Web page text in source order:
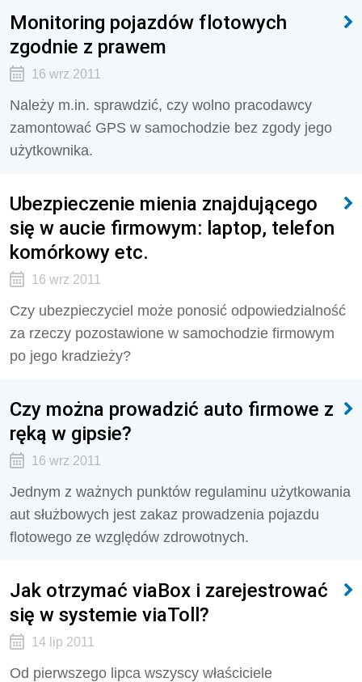
Monitoring pojazdów flotowych
zgodnie z prawem
16 wrz 2011
Należy m.in. sprawdzić, czy wolno pracodawcy
zamontować GPS w samochodzie bez zgody jego
użytkownika.
Ubezpieczenie mienia znajdującego
się w aucie firmowym: laptop, telefon
komórkowy etc.
16 wrz 2011
Czy ubezpieczyciel może ponosić odpowiedzialność
za rzeczy pozostawione w samochodzie firmowym
po jego kradzieży?
Czy można prowadzić auto firmowe z
ręką w gipsie?
16 wrz 2011
Jednym z ważnych punktów regulaminu użytkowania
aut służbowych jest zakaz prowadzenia pojazdu
flotowego ze względów zdrowotnych.
Jak otrzymać viaBox i zarejestrować
się w systemie viaToll?
14 lip 2011
Od pierwszego lipca wszyscy właściciele